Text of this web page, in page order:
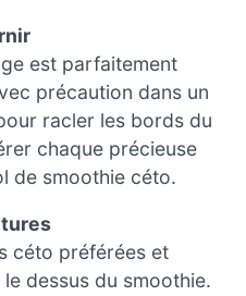
est parfaitement
précaution dans un
racler les bords du
chaque précieuse
de smoothie céto.
céto préférées et
dessus du smoothie.